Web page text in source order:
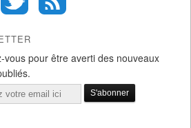
vous pour être averti des nouveaux